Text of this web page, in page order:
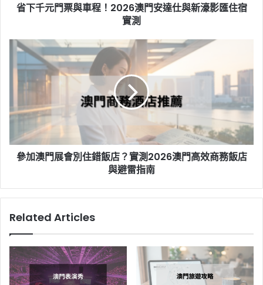
2026
安
仕
濠
影
住
省下千元門票與車程！2026澳門安達仕與新濠影匯住宿
實測
澳
會
別
錯
澳
效
商
務
參加澳門展會別住錯飯店？實測2026澳門高效商務飯店
與避雷指南
Related Articles